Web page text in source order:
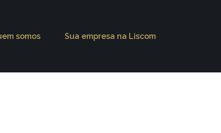
somos Sua empresa na Liscom